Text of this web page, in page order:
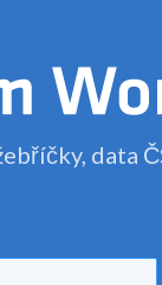
data